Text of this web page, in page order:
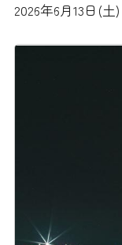
2026年6月13日(土)